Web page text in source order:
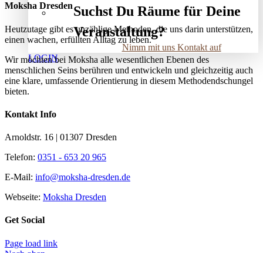
Suchst Du Räume für Deine
Veranstaltung?
Nimm mit uns Kontakt auf
LOGIN
Moksha Dresden
Heutzutage gibt es unzählige Methoden, die uns darin unterstützen,
einen wachen, erfüllten Alltag zu leben.
Wir möchten bei Moksha alle wesent­lichen Ebenen des
menschlichen Seins berühren und entwickeln und gleichzeitig auch
eine klare, umfassende Orientierung in diesem Methodendschungel
bieten.
Kontakt Info
Arnoldstr. 16 | 01307 Dresden
Telefon: 0351 - 653 20 965
E-Mail: info@moksha-dresden.de
Webseite: Moksha Dresden
Get Social
Page load link